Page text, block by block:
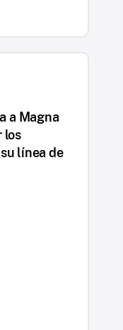
a Magna
los
línea de